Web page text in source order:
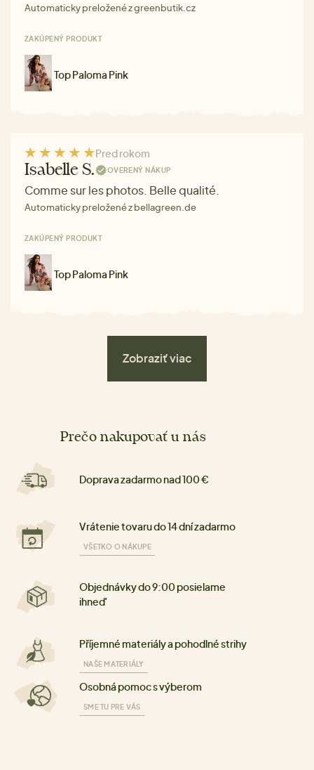
Automaticky preložené z greenbutik.cz
ZAKÚPENÝ PRODUKT
Top Paloma Pink
Pred rokom
Isabelle S. OVERENÝ NÁKUP
Comme sur les photos. Belle qualité.
Automaticky preložené z bellagreen.de
ZAKÚPENÝ PRODUKT
Top Paloma Pink
Zobraziť viac
Prečo nakupovať u nás
Doprava zadarmo nad 100 €
Vrátenie tovaru do 14 dní zadarmo
VŠETKO O NÁKUPE
Objednávky do 9:00 posielame
ihneď
Příjemné materiály a pohodlné strihy
NAŠE MATERIÁLY
Osobná pomoc s výberom
SME TU PRE VÁS